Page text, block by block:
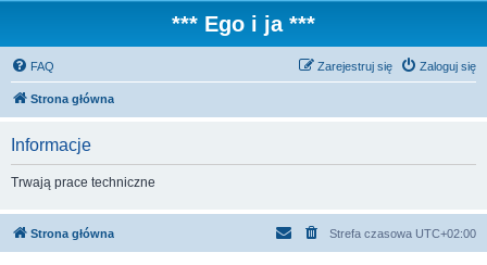
*** Ego i ja ***
FAQ Zaloguj się
Zarejestruj się
Strona główna
Informacje
Trwają prace techniczne
Strona główna Strefa czasowa UTC+02:00